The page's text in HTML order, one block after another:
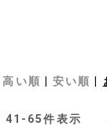
高い順 安い順
41 - 65件表示